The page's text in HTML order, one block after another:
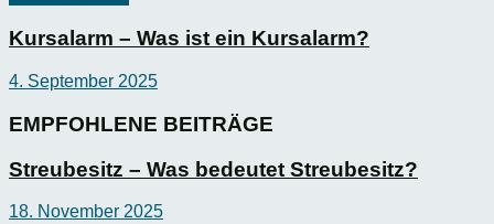
Kursalarm – Was ist ein Kursalarm?
4. September 2025
EMPFOHLENE BEITRÄGE
Streubesitz – Was bedeutet Streubesitz?
18. November 2025